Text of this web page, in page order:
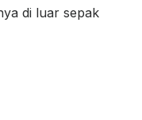
di luar sepak